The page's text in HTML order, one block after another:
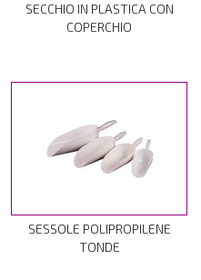
SECCHIO IN PLASTICA CON
COPERCHIO
SESSOLE POLIPROPILENE
TONDE